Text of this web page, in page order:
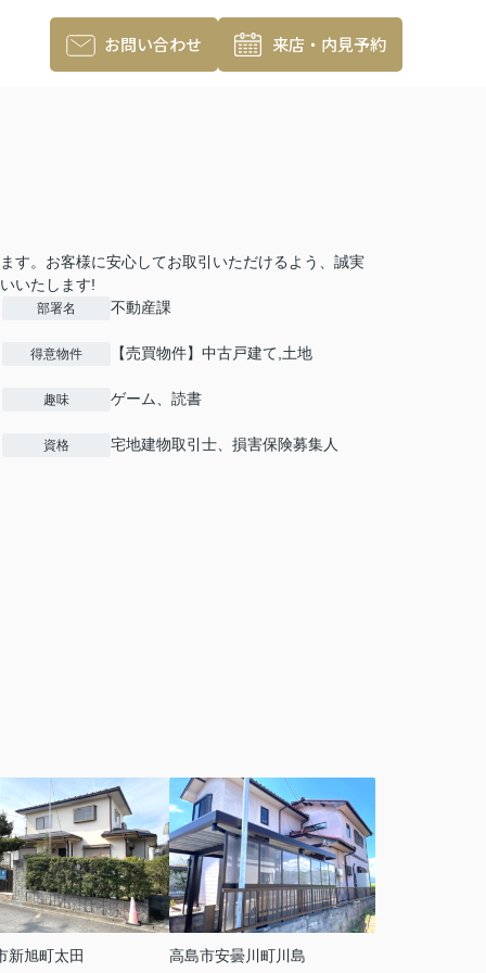
お問い合わせ 来店・内見予約
す。お客様に安心してお取引いただけるよう、誠実
いたします!
部署名 不動産課
得意物件 【売買物件】中古戸建て,土地
趣味 ゲーム、読書
資格 宅地建物取引士、損害保険募集人
新旭町太田
高島市安曇川町川島